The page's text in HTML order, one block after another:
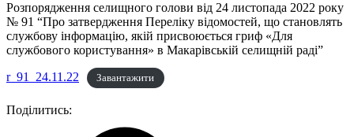
Розпорядження селищного голови від 24 листопада 2022 року
№ 91 “Про затвердження Переліку відомостей, що становлять
службову інформацію, якій присвоюється гриф «Для
службового користування» в Макарівській селищній раді”
r_91_24.11.22
Завантажити
Поділитись: